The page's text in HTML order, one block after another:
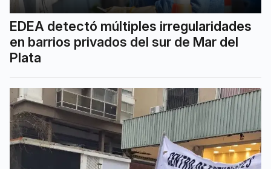
EDEA detectó múltiples irregularidades
en barrios privados del sur de Mar del
Plata